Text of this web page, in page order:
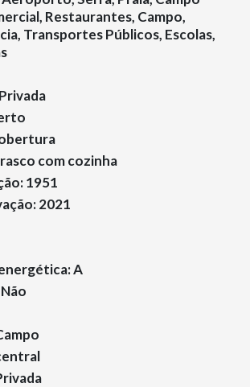
Restaurantes, Campo,
Transportes Públicos, Escolas,
com cozinha
1951
2021
A